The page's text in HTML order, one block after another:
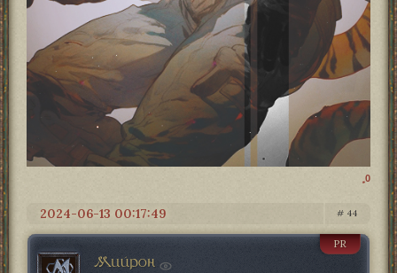
0
44
2024-06-13 00:17:49
Мийрон
PR